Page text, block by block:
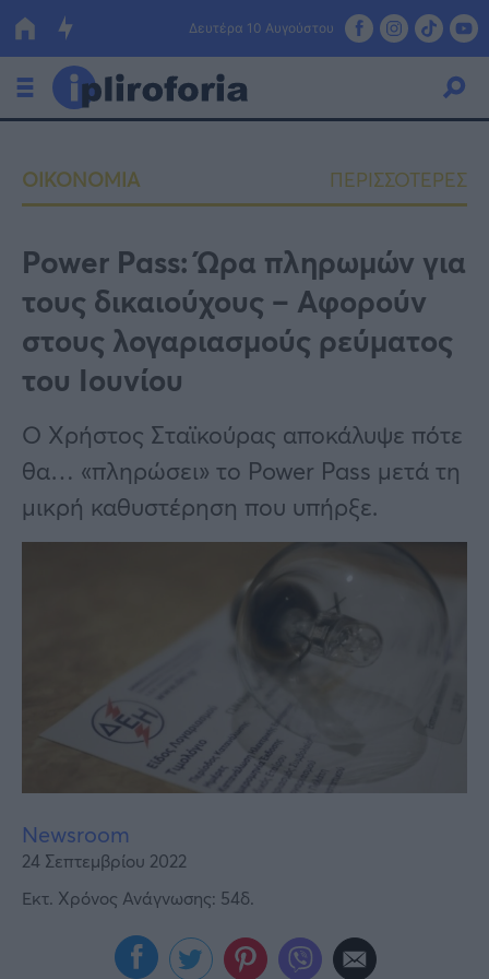
Δευτέρα 10 Αυγούστου
Οικονομία
Πολιτική
Τράπεζες
Επιδοτήσεις
Κόσμος
Lifestyle
Αθλητικά
Υγεία
Γυναίκα
ΟΙΚΟΝΟΜΙΑ ΠΕΡΙΣΣΟΤΕΡΕΣ
Power Pass: Ώρα πληρωμών για
τους δικαιούχους – Αφορούν
στους λογαριασμούς ρεύματος
του Ιουνίου
Ο Χρήστος Σταϊκούρας αποκάλυψε πότε
θα… «πληρώσει» το Power Pass μετά τη
μικρή καθυστέρηση που υπήρξε.
Newsroom
24 Σεπτεμβρίου 2022
Εκτ. Χρόνος Ανάγνωσης: 54δ.